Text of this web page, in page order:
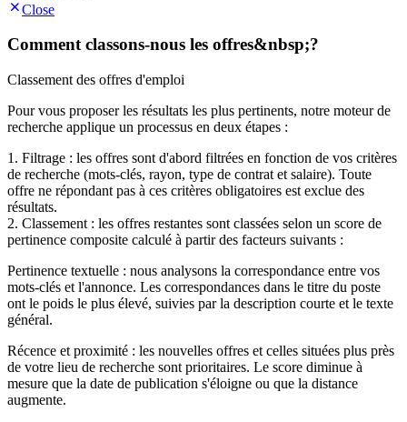
Close
Comment classons-nous les offres&nbsp;?
Classement des offres d'emploi
Pour vous proposer les résultats les plus pertinents, notre moteur de
recherche applique un processus en deux étapes :
1. Filtrage : les offres sont d'abord filtrées en fonction de vos critères
de recherche (mots-clés, rayon, type de contrat et salaire). Toute
offre ne répondant pas à ces critères obligatoires est exclue des
résultats.
2. Classement : les offres restantes sont classées selon un score de
pertinence composite calculé à partir des facteurs suivants :
Pertinence textuelle : nous analysons la correspondance entre vos
mots-clés et l'annonce. Les correspondances dans le titre du poste
ont le poids le plus élevé, suivies par la description courte et le texte
général.
Récence et proximité : les nouvelles offres et celles situées plus près
de votre lieu de recherche sont prioritaires. Le score diminue à
mesure que la date de publication s'éloigne ou que la distance
augmente.